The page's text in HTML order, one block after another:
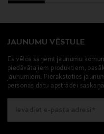
aksesuārs, karote, gua
JAUNUMU VĒSTULE
Es vēlos saņemt jaunumu
piedāvātajiem produktiem,
jaunumiem. Pierakstoties
personas datu apstrādei